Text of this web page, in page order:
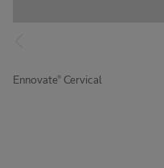
Ennovate® Cervical